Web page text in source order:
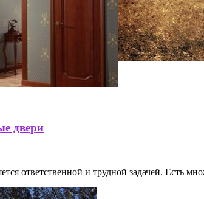
двери
ответственной и трудной задачей. Есть